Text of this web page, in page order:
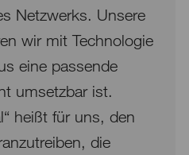
Netzwerks. Unsere
wir mit Technologie
eine passende
umsetzbar ist.
heißt für uns, den
die